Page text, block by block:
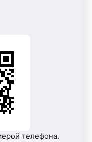
телефона.